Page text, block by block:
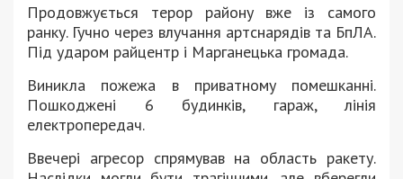
Продовжується терор району вже із самого
ранку. Гучно через влучання артснарядів та БпЛА.
Під ударом райцентр і Марганецька громада.
Виникла пожежа в приватному помешканні.
Пошкоджені 6 будинків, гараж, лінія
електропередач.
Ввечері агресор спрямував на область ракету.